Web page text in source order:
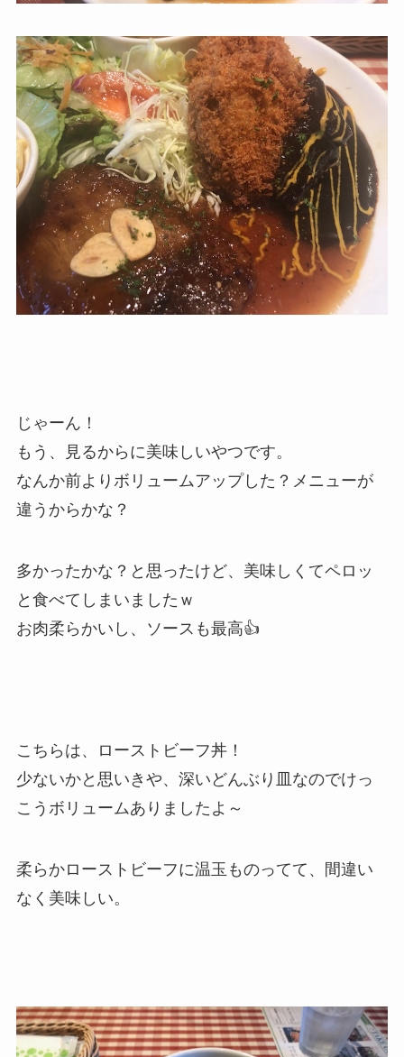
じゃーん！
もう、見るからに美味しいやつです。
なんか前よりボリュームアップした？メニューが
違うからかな？
多かったかな？と思ったけど、美味しくてペロッ
と食べてしまいましたｗ
お肉柔らかいし、ソースも最高👍
こちらは、ローストビーフ丼！
少ないかと思いきや、深いどんぶり皿なのでけっ
こうボリュームありましたよ～
柔らかローストビーフに温玉ものってて、間違い
なく美味しい。